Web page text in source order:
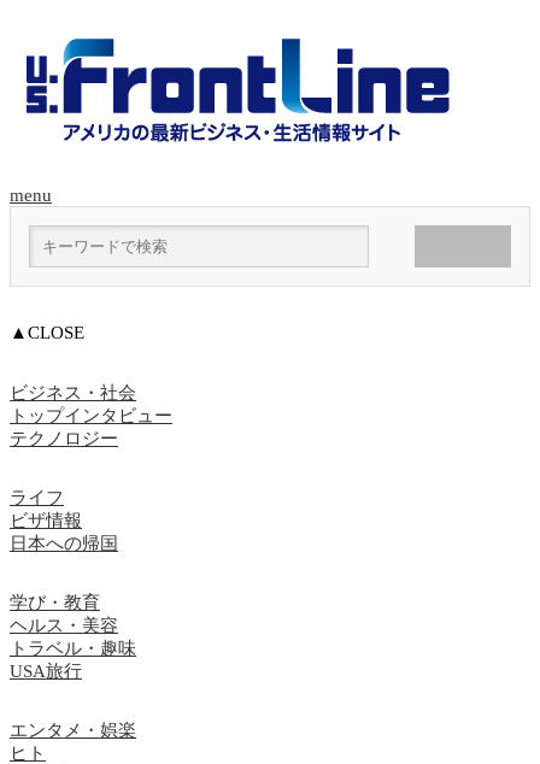
menu
▲CLOSE
ビジネス・社会
トップインタビュー
テクノロジー
ライフ
ビザ情報
日本への帰国
学び・教育
ヘルス・美容
トラベル・趣味
USA旅行
エンタメ・娯楽
ヒト